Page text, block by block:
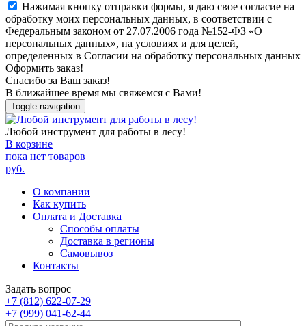
Нажимая кнопку отправки формы, я даю свое согласие на
обработку моих персональных данных, в соответствии с
Федеральным законом от 27.07.2006 года №152-ФЗ «О
персональных данных», на условиях и для целей,
определенных в Согласии на обработку персональных данных
Оформить заказ!
Спасибо за Ваш заказ!
В ближайшее время мы свяжемся с Вами!
Toggle navigation
Любой инструмент для работы в лесу!
В корзине
пока нет товаров
руб.
О компании
Как купить
Оплата и Доставка
Способы оплаты
Доставка в регионы
Самовывоз
Контакты
Задать вопрос
+7 (812) 622-07-29
+7 (999) 041-62-44